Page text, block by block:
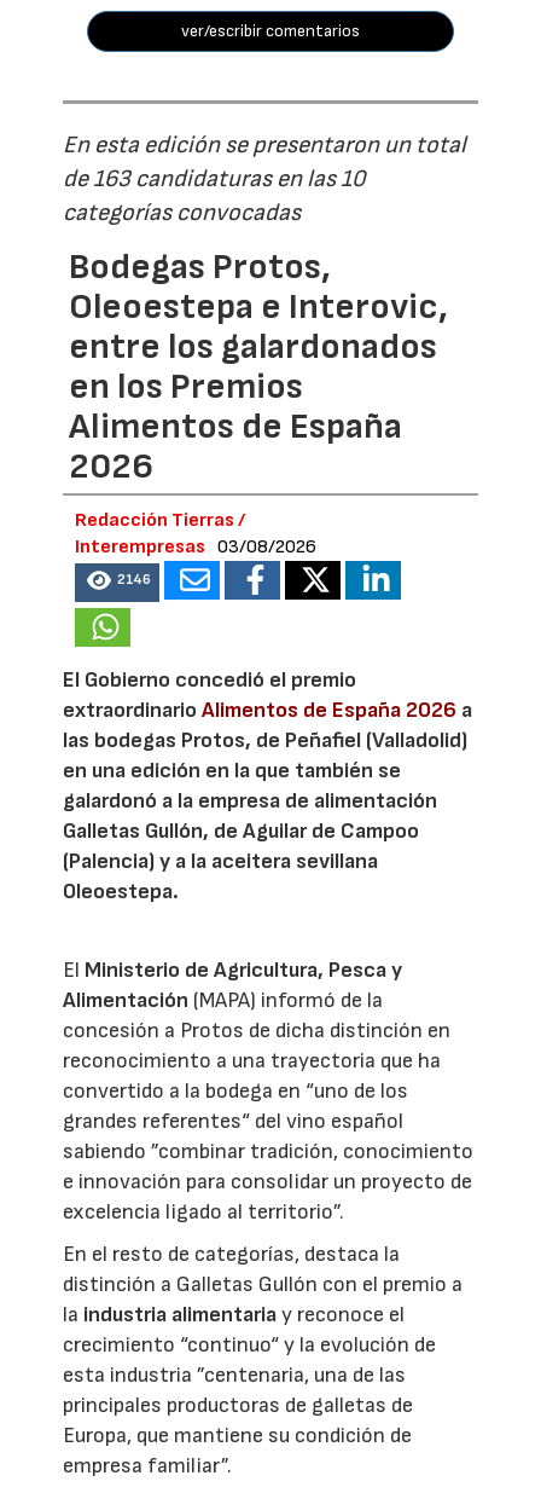
ver/escribir comentarios
En esta edición se presentaron un total
de 163 candidaturas en las 10
categorías convocadas
Bodegas Protos,
Oleoestepa e Interovic,
entre los galardonados
en los Premios
Alimentos de España
2026
Redacción Tierras /
Interempresas
03/08/2026
2146
El Gobierno concedió el premio
extraordinarioAlimentos de España 2026 a
las bodegas Protos, de Peñafiel (Valladolid)
en una edición en la que también se
galardonó a la empresa de alimentación
Galletas Gullón, de Aguilar de Campoo
(Palencia) y a la aceitera sevillana
Oleoestepa.
El Ministerio de Agricultura, Pesca y
Alimentación (MAPA) informó de la
concesión a Protos de dicha distinción en
reconocimiento a una trayectoria que ha
convertido a la bodega en “uno de los
grandes referentes“ del vino español
sabiendo ”combinar tradición, conocimiento
e innovación para consolidar un proyecto de
excelencia ligado al territorio”.
En el resto de categorías, destaca la
distinción a Galletas Gullón con el premio a
la industria alimentariay reconoce el
crecimiento “continuo“ y la evolución de
esta industria ”centenaria, una de las
principales productoras de galletas de
Europa, que mantiene su condición de
empresa familiar”.